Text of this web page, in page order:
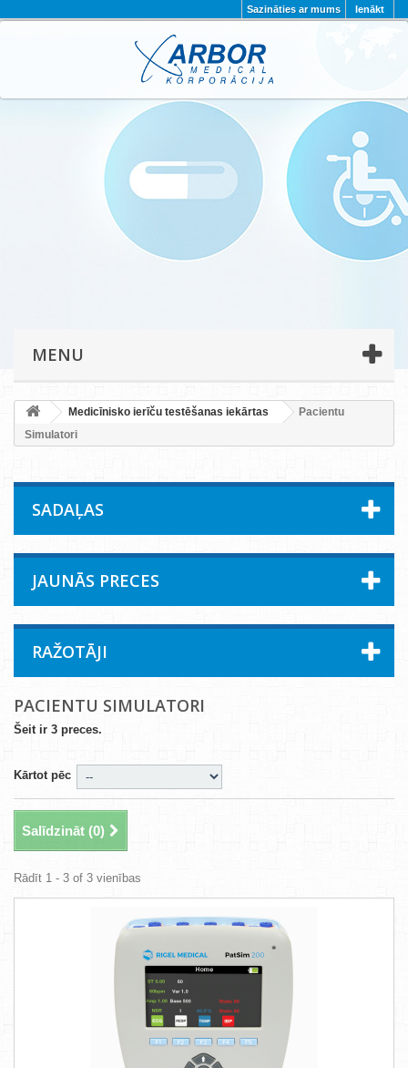
Ienākt
Sazināties ar mums
PAR MUMS PROJEKTI
KONTAKTI
PRIVĀTUMA POLITIKA
MENU
Medicīnisko ierīču testēšanas iekārtas
Pacientu
Simulatori
SADAĻAS
JAUNĀS PRECES
RAŽOTĀJI
PACIENTU SIMULATORI
Šeit ir 3 preces.
Kārtot pēc
Salīdzināt (0)
Rādīt 1 - 3 of 3 vienības